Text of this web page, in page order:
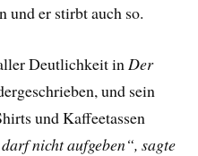
und er stirbt auch so.
Deutlichkeit in Der
und sein
und Kaffeetassen
nicht aufgeben“, sagte